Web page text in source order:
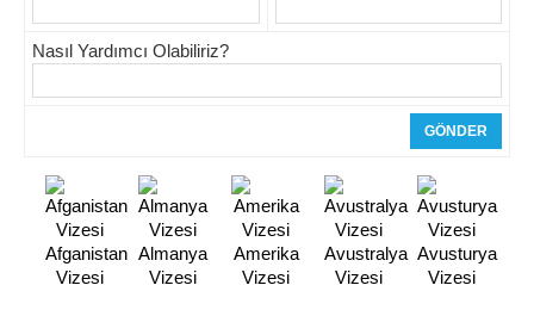
Nasıl Yardımcı Olabiliriz?
Afganistan
Vizesi
Almanya
Vizesi
Amerika
Vizesi
Avustralya
Vizesi
Avusturya
Vizesi